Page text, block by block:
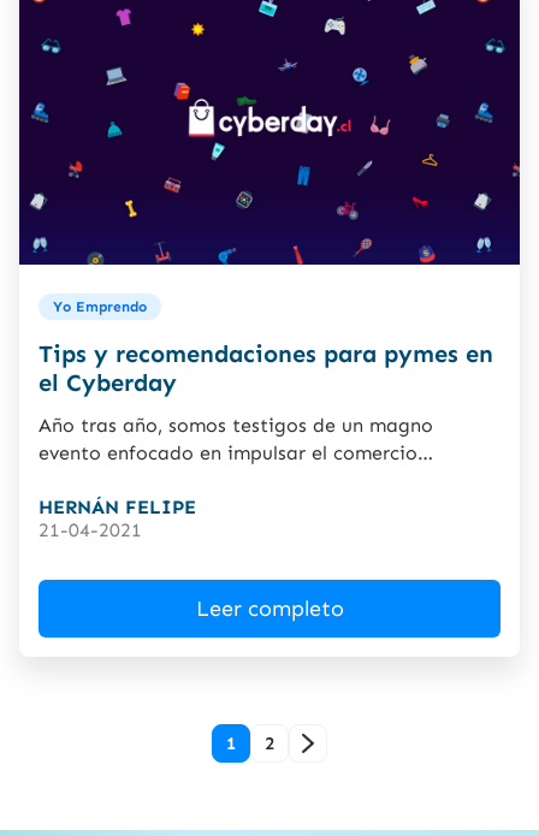
Yo Emprendo
Tips y recomendaciones para pymes en
el Cyberday
Año tras año, somos testigos de un magno
evento enfocado en impulsar el comercio
HERNÁN FELIPE
21-04-2021
Leer completo
1 2